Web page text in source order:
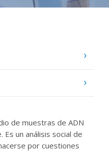
de muestras de ADN
un análisis social de
por cuestiones